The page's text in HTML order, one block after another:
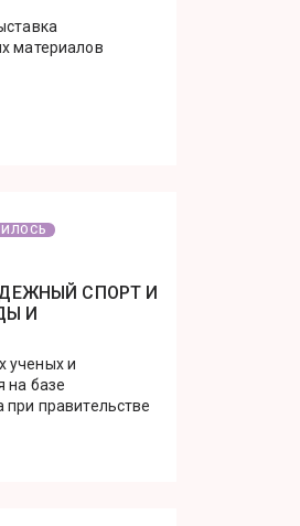
материалов
СПОРТ И
И
ученых и
на базе
при правительстве